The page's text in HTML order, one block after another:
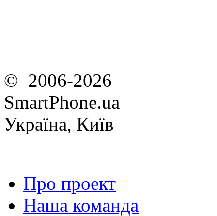
© 2006-2026
SmartPhone.ua
Україна, Київ
Про проект
Наша команда